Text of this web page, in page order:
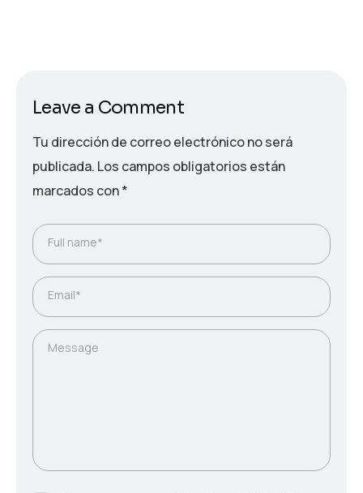
Leave a Comment
Tu dirección de correo electrónico no será
publicada. Los campos obligatorios están
marcados con*
Full name*
Email*
Message